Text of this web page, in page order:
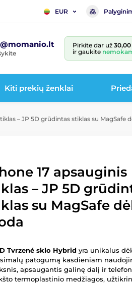
EUR
Pirkite dar už
ir gaukite
Kiti prekių ženklai
– JP 5D grūdintas stiklas su MagSafe
17 apsauginis
– JP 5D
su MagSafe
Tvrzené sklo Hybrid yra unikalus
patogumą kasdieniam
apsaugantis galinę dalį ir
termoplastinio medžiagos,